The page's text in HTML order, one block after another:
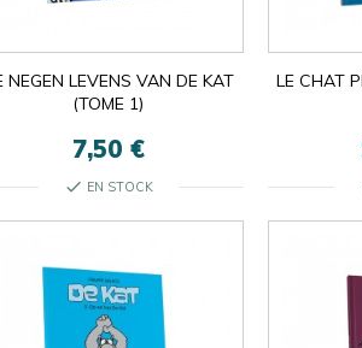
NEGEN LEVENS VAN DE KAT
(TOME 1)
7,50 €
check EN STOCK
LE CHAT